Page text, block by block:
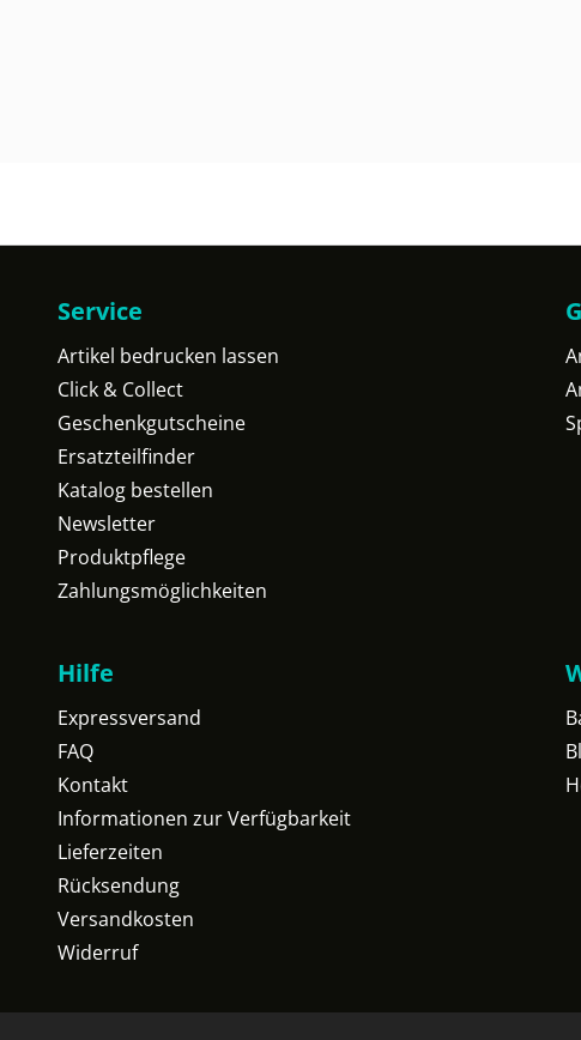
Service
Artikel bedrucken lassen
Click & Collect
Geschenkgutscheine
Ersatzteilfinder
Katalog bestellen
Newsletter
Produktpflege
Zahlungsmöglichkeiten
Hilfe
Expressversand
FAQ
Kontakt
Informationen zur Verfügbarkeit
Lieferzeiten
Rücksendung
Versandkosten
Widerruf